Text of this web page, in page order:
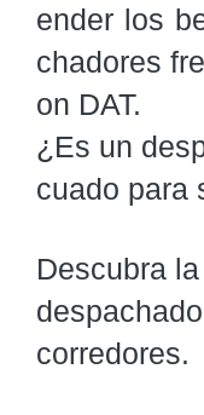
ender los
chadores
on DAT.
¿Es un
cuado para
Descubra
corredores.